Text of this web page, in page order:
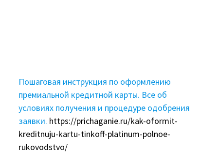
Пошаговая инструкция по оформлению
премиальной кредитной карты. Все об
условиях получения и процедуре одобрения
заявки. https://prichaganie.ru/kak-oformit-
kreditnuju-kartu-tinkoff-platinum-polnoe-
rukovodstvo/